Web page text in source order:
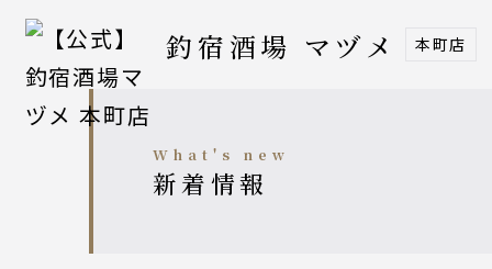
釣宿酒場 マヅメ 本町店
what's new
新着情報